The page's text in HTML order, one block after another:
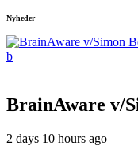
Nyheder
BrainAware v/
2 days 10 hours ago